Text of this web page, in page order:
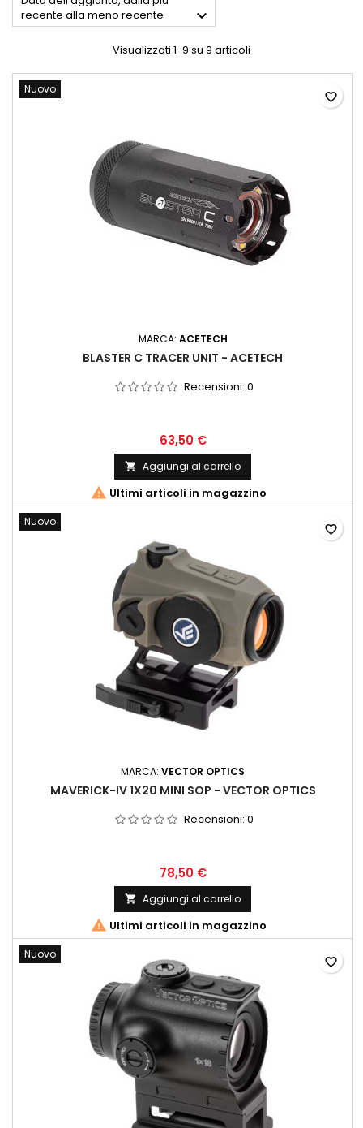
recente alla meno recente

Visualizzati 1-9 su 9 articoli
Nuovo
MARCA: ACETECH
BLASTER C TRACER UNIT - ACETECH
Recensioni: 0
63,50 €
 Aggiungi al carrello
 Ultimi articoli in magazzino
favorite_border
Nuovo
MARCA: VECTOR OPTICS
MAVERICK-IV 1X20 MINI SOP - VECTOR OPTICS
Recensioni: 0
78,50 €
 Aggiungi al carrello
 Ultimi articoli in magazzino
favorite_border
Nuovo
favorite_border